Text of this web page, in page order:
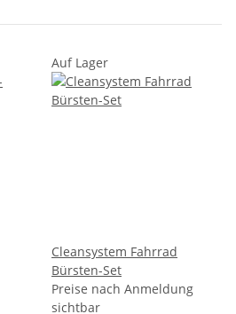
Auf Lager
Cleansystem Fahrrad
Bürsten-Set
Preise nach Anmeldung
sichtbar